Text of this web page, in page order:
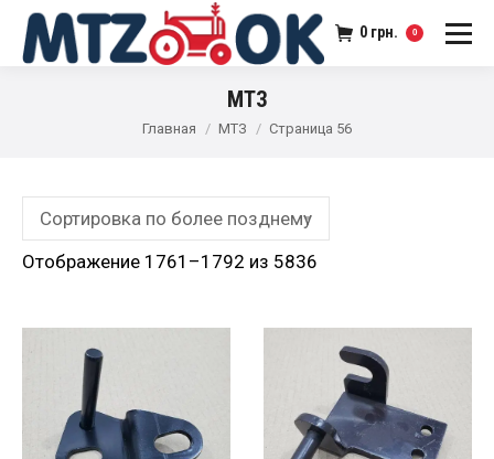
0 грн. 0
МТЗ
Главная МТЗ Страница 56
Отображение 1761–1792 из 5836